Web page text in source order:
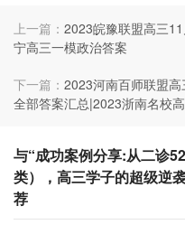
上一篇： 2023皖豫联盟高三
宁高三一模政治答案
下一篇： 2023河南百师联盟高
全部答案汇总|2023浙南名校
与“成功案例分享:从二诊
类），高三学子的超级逆
荐